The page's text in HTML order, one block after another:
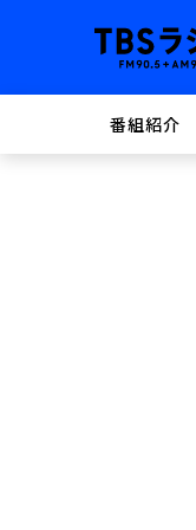
番組紹介